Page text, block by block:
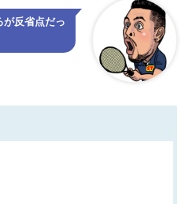
が反省点だっ